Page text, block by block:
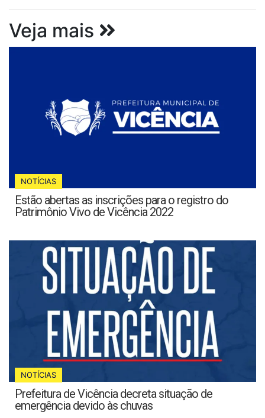
Veja mais
NOTÍCIAS
Estão abertas as inscrições para o registro do
Patrimônio Vivo de Vicência 2022
NOTÍCIAS
Prefeitura de Vicência decreta situação de
emergência devido às chuvas